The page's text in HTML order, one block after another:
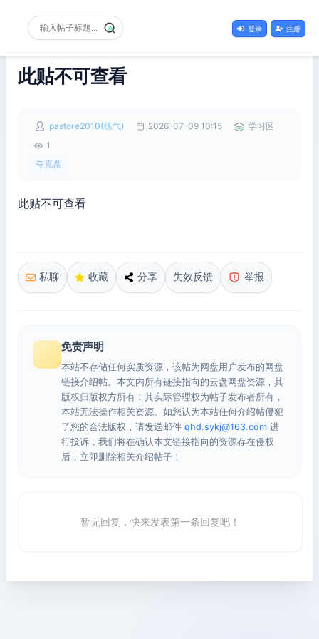
登录 注册
此贴不可查看
pastore2010(练气) 2026-07-09 10:15
学习区
1
夸克盘
此贴不可查看
私聊 收藏 分享 失效反馈 举报
免责声明
本站不存储任何实质资源，该帖为网盘用户发布的网盘
链接介绍帖。本文内所有链接指向的云盘网盘资源，其
版权归版权方所有！其实际管理权为帖子发布者所有，
本站无法操作相关资源。如您认为本站任何介绍帖侵犯
了您的合法版权，请发送邮件 qhd.sykj@163.com 进
行投诉，我们将在确认本文链接指向的资源存在侵权
后，立即删除相关介绍帖子！
暂无回复，快来发表第一条回复吧！